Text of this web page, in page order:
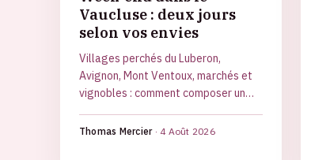
Vaucluse : deux jours
selon vos envies
Villages perchés du Luberon,
Avignon, Mont Ventoux, marchés et
vignobles : comment composer un
envies et la saison, sans passer deux
Thomas Mercier · 4 Août 2026